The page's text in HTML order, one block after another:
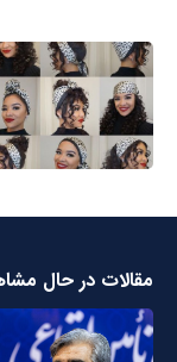
مقالات در حال